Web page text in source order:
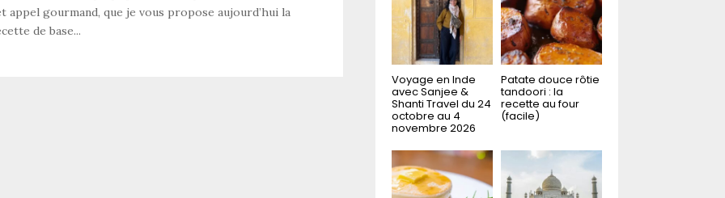
appel gourmand, que je vous propose aujourd’hui la
de base...
:
R
C
H
Voyage en Inde
avec Sanjee &
Shanti Travel du 24
octobre au 4
novembre 2026
Patate douce rôtie
tandoori : la
recette au four
(facile)